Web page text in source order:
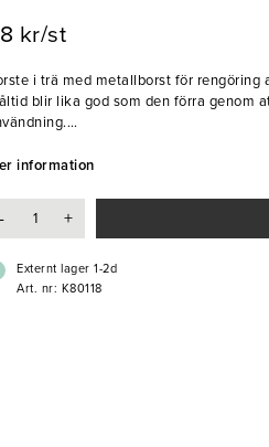
kr/st
i trä med metallborst för rengöring
blir lika god som den förra genom
information
- +
Externt lager 1-2d
Art. nr: K80118